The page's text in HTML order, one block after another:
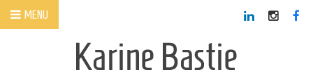
MENU
Panneau de gestion des cookies